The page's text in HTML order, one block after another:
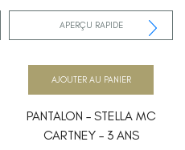
APERÇU RAPIDE
PANTALON – STELLA MC
CARTNEY – 3 ANS
AJOUTER AU PANIER